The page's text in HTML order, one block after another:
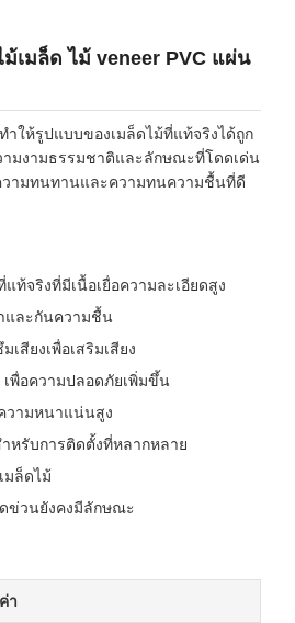
เมล็ด ไม้ veneer PVC แผ่น
าให้รูปแบบของเมล็ดไม้ที่แท้จริงได้ถูก
ามงามธรรมชาติและลักษณะที่โดดเด่น
ามทนทานและความทนความชื้นที่ดี
ท้จริงที่มีเนื้อเยื่อความละเอียดสูง
และกันความชื้น
สียงเพื่อเสริมเสียง
พื่อความปลอดภัยเพิ่มขึ้น
วามหนาแน่นสูง
หรับการติดตั้งที่หลากหลาย
มล็ดไม้
ข่วนยังคงมีลักษณะ
า